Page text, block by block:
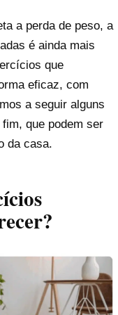
a perda de peso, a
é ainda mais
que
eficaz, com
a seguir alguns
que podem ser
da casa.